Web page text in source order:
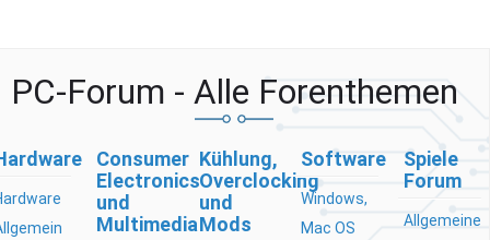
PC-Forum - Alle Forenthemen
Consumer
Electronics
und
Multimedia
Kühlung,
Overclocking
und
Mods
Software
Windows,
Mac OS
Spiele
Forum
Allgemeine